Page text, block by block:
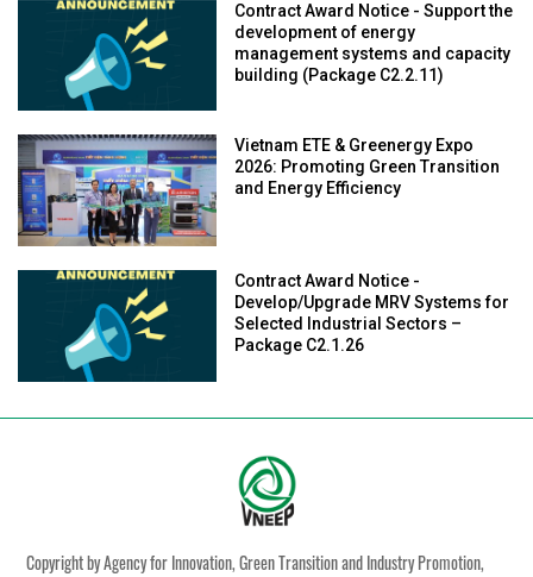
Contract Award Notice - Support the
development of energy
management systems and capacity
building (Package C2.2.11)
Vietnam ETE & Greenergy Expo
2026: Promoting Green Transition
and Energy Efficiency
Contract Award Notice -
Develop/Upgrade MRV Systems for
Selected Industrial Sectors –
Package C2.1.26
Copyright by Agency for Innovation, Green Transition and Industry Promotion,